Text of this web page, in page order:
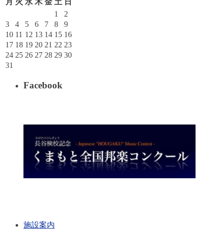
月 火 水 木 金 土 日
1
2
3
4 5 6 7 8
9
10 11 12 13 14 15 16
17 18 19 20 21 22 23
24 25 26 27 28 29 30
31
Facebook
施設案内